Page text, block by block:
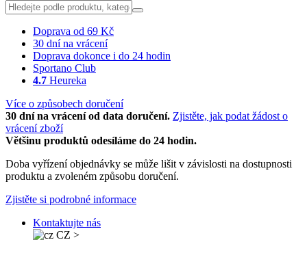
Doprava od 69 Kč
30 dní na vrácení
Doprava dokonce i do 24 hodin
Sportano Club
4.7 Heureka
Více o způsobech doručení
30 dní na vrácení od data doručení. Zjistěte, jak podat žádost o
vrácení zboží
Většinu produktů odesíláme do 24 hodin.
Doba vyřízení objednávky se může lišit v závislosti na dostupnosti
produktu a zvoleném způsobu doručení.
Zjistěte si podrobné informace
Kontaktujte nás
CZ >